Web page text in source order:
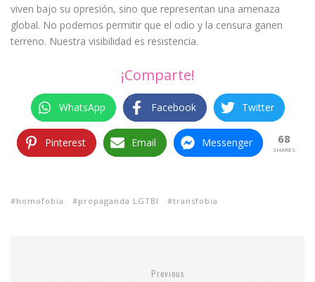
viven bajo su opresión, sino que representan una amenaza
global. No podemos permitir que el odio y la censura ganen
terreno. Nuestra visibilidad es resistencia.
¡Comparte!
WhatsApp Facebook Twitter
Pinterest Email Messenger 68
SHARES
homofobia propaganda LGTBI transfobia
Previous